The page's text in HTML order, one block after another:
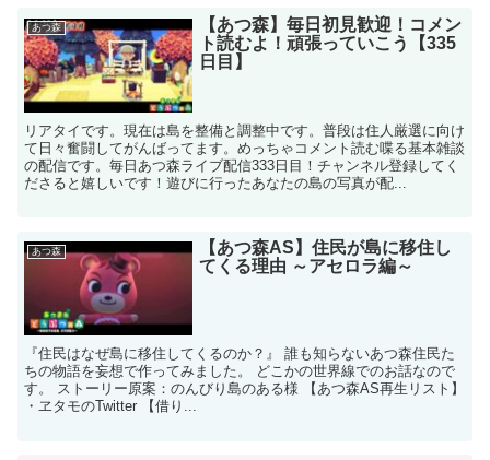
あつ森
【あつ森】毎日初見歓迎！コメン
ト読むよ！頑張っていこう【335
日目】
リアタイです。現在は島を整備と調整中です。普段は住人厳選に向け
て日々奮闘してがんばってます。めっちゃコメント読む喋る基本雑談
の配信です。毎日あつ森ライブ配信333日目！チャンネル登録してく
ださると嬉しいです！遊びに行ったあなたの島の写真が配...
あつ森
【あつ森AS】住民が島に移住し
てくる理由 ～アセロラ編～
『住民はなぜ島に移住してくるのか？』 誰も知らないあつ森住民た
ちの物語を妄想で作ってみました。 どこかの世界線でのお話なので
す。 ストーリー原案：のんびり島のある様 【あつ森AS再生リスト】
・ヱタモのTwitter 【借り...